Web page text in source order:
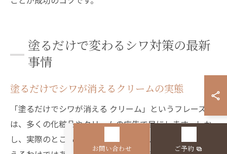
塗るだけで変わるシワ対策の最新
事情
塗るだけでシワが消えるクリームの実態
「塗るだけでシワが消える クリーム」というフレーズ
は、多くの化粧品やクリームの広告で目にします。しか
し、実際のところ、クリームだけで深いシワが完全に消
お問い合わせ ご予約